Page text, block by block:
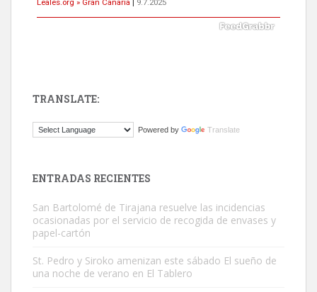
Leales.org » Gran Canaria
9.7.2025
El ayuntamiento se va a llevar a Los Gatos callejeros de la zona los
TRANSLATE:
Powered by Translate
ENTRADAS RECIENTES
San Bartolomé de Tirajana resuelve las incidencias
ocasionadas por el servicio de recogida de envases y
papel-cartón
St. Pedro y Siroko amenizan este sábado El sueño de
una noche de verano en El Tablero